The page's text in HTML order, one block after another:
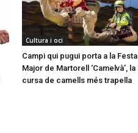
Cultura i oci
Campi qui pugui porta a la Festa
Major de Martorell ‘Camelvà’, la
cursa de camells més trapella